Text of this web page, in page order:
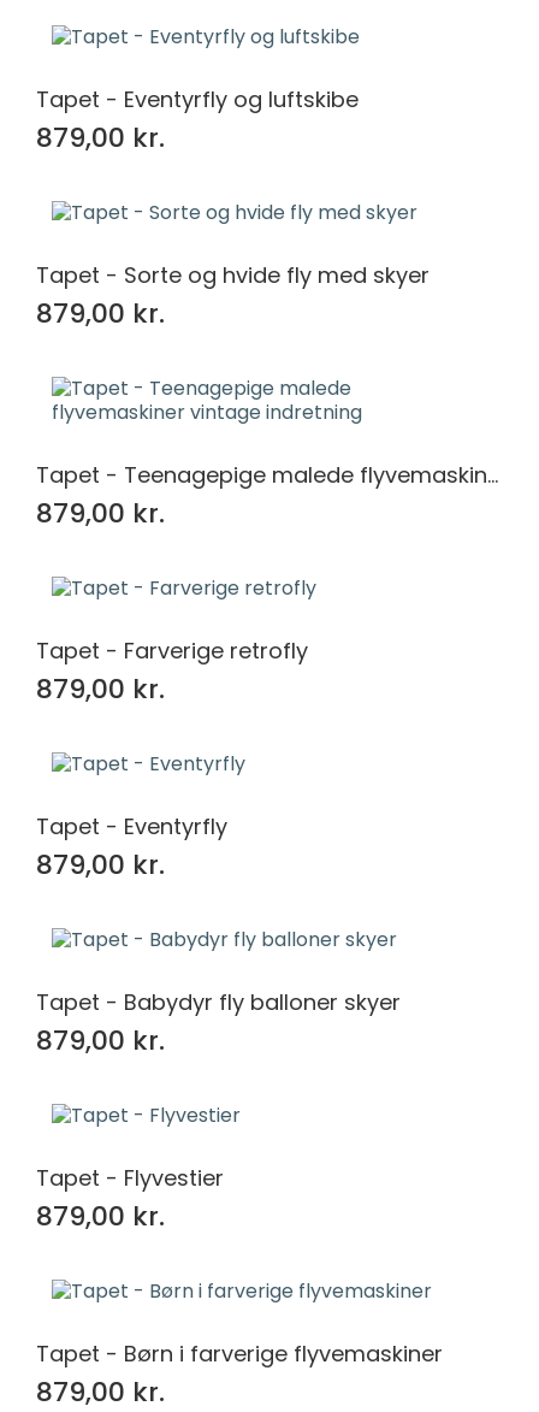
Tapet - Eventyrfly og luftskibe
879,00 kr.
Tapet - Sorte og hvide fly med skyer
879,00 kr.
Tapet - Teenagepige malede flyvemaskiner vintage indretning
879,00 kr.
Tapet - Farverige retrofly
879,00 kr.
Tapet - Eventyrfly
879,00 kr.
Tapet - Babydyr fly balloner skyer
879,00 kr.
Tapet - Flyvestier
879,00 kr.
Tapet - Børn i farverige flyvemaskiner
879,00 kr.